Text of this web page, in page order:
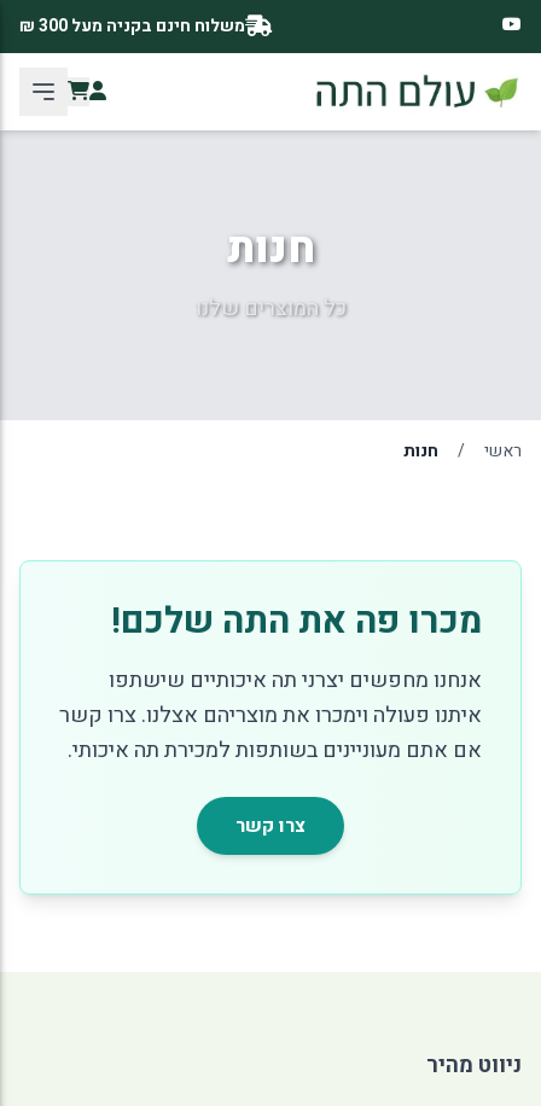
משלוח חינם בקניה מעל 300 ₪
חנות
כל המוצרים שלנו
ראשי / חנות
מכרו פה את התה שלכם!
אנחנו מחפשים יצרני תה איכותיים שישתפו
איתנו פעולה וימכרו את מוצריהם אצלנו. צרו קשר
אם אתם מעוניינים בשותפות למכירת תה איכותי.
צרו קשר
ניווט מהיר